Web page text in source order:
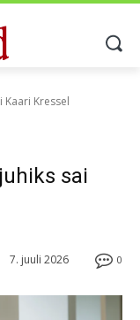
Kaari Kressel
sai
0
7. juuli 2026